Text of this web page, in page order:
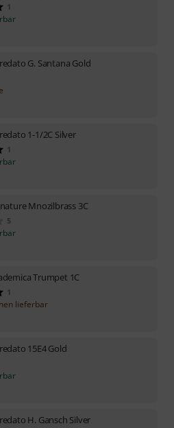
1
G. Santana Gold
1-1/2C Silver
1
Mnozilbrass 3C
5
Trumpet 1C
1
lieferbar
15E4 Gold
H. Gansch Silver